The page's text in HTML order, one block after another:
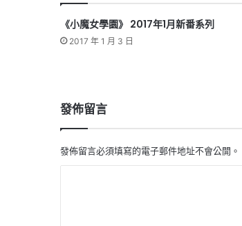
《小魔女學園》 2017年1月新番系列
2017 年 1 月 3 日
發佈留言
發佈留言必須填寫的電子郵件地址不會公開。